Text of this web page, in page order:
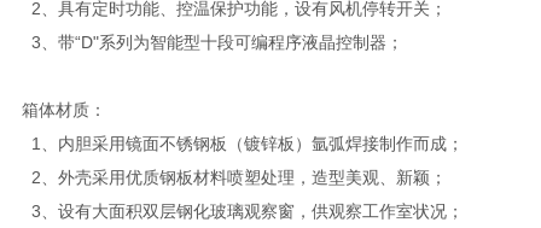
2、具有定时功能、控温保护功能，设有风机停转开关；
3、带“D"系列为智能型十段可编程序液晶控制器；
箱体材质：
1、内胆采用镜面不锈钢板（镀锌板）氩弧焊接制作而成；
2、外壳采用优质钢板材料喷塑处理，造型美观、新颖；
3、设有大面积双层钢化玻璃观察窗，供观察工作室状况；